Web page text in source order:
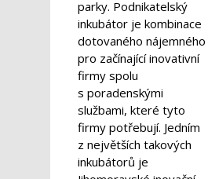
parky. Podnikatelský
inkubátor je kombinace
dotovaného nájemného
pro začínající inovativní
firmy spolu
s poradenskými
službami, které tyto
firmy potřebují. Jedním
z největších takových
inkubátorů je